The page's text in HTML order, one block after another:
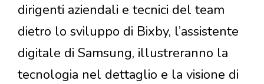
dirigenti aziendali e tecnici del team
dietro lo sviluppo di Bixby, l’assistente
digitale di Samsung, illustreranno la
tecnologia nel dettaglio e la visione di